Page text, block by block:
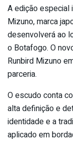
A edição especial
Mizuno, marca
desenvolverá ao
o Botafogo. O
Runbird Mizuno
parceria.
O escudo conta
alta definição e
identidade e a
aplicado em